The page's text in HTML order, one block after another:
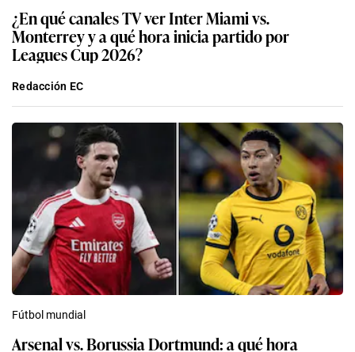
¿En qué canales TV ver Inter Miami vs.
Monterrey y a qué hora inicia partido por
Leagues Cup 2026?
Redacción EC
Fútbol mundial
Arsenal vs. Borussia Dortmund: a qué hora